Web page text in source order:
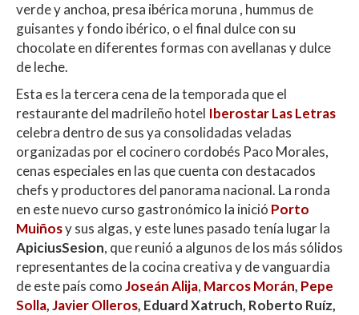
verde y anchoa, presa ibérica moruna , hummus de
guisantes y fondo ibérico, o el final dulce con su
chocolate en diferentes formas con avellanas y dulce
de leche.
Esta es la tercera cena de la temporada que el
restaurante del madrileño hotel Iberostar Las Letras
celebra dentro de sus ya consolidadas veladas
organizadas por el cocinero cordobés Paco Morales,
cenas especiales en las que cuenta con destacados
chefs y productores del panorama nacional. La ronda
en este nuevo curso gastronómico la inició Porto
Muiñosy sus algas, y este lunes pasado tenía lugar la
ApiciusSesion, que reunió a algunos de los más sólidos
representantes de la cocina creativa y de vanguardia
de este país comoJoseán Alija, Marcos Morán, Pepe
Solla,Javier Olleros, Eduard Xatruch, Roberto Ruíz,